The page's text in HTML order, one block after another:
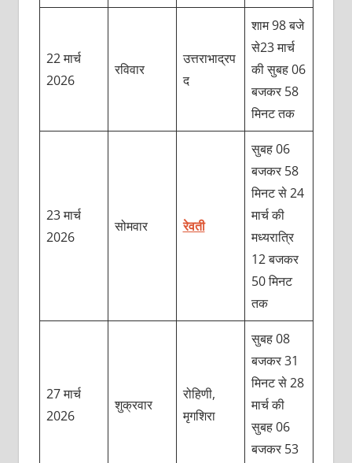
22 मार्च
2026
रविवार
उत्तराभाद्रप
द
शाम 98 बजे
से23 मार्च
की सुबह 06
बजकर 58
मिनट तक
23 मार्च
2026
सोमवार रेवती
सुबह 06
बजकर 58
मिनट से 24
मार्च की
मध्यरात्रि
12 बजकर
50 मिनट
तक
27 मार्च
2026
शुक्रवार
रोहिणी,
मृगशिरा
सुबह 08
बजकर 31
मिनट से 28
मार्च की
सुबह 06
बजकर 53